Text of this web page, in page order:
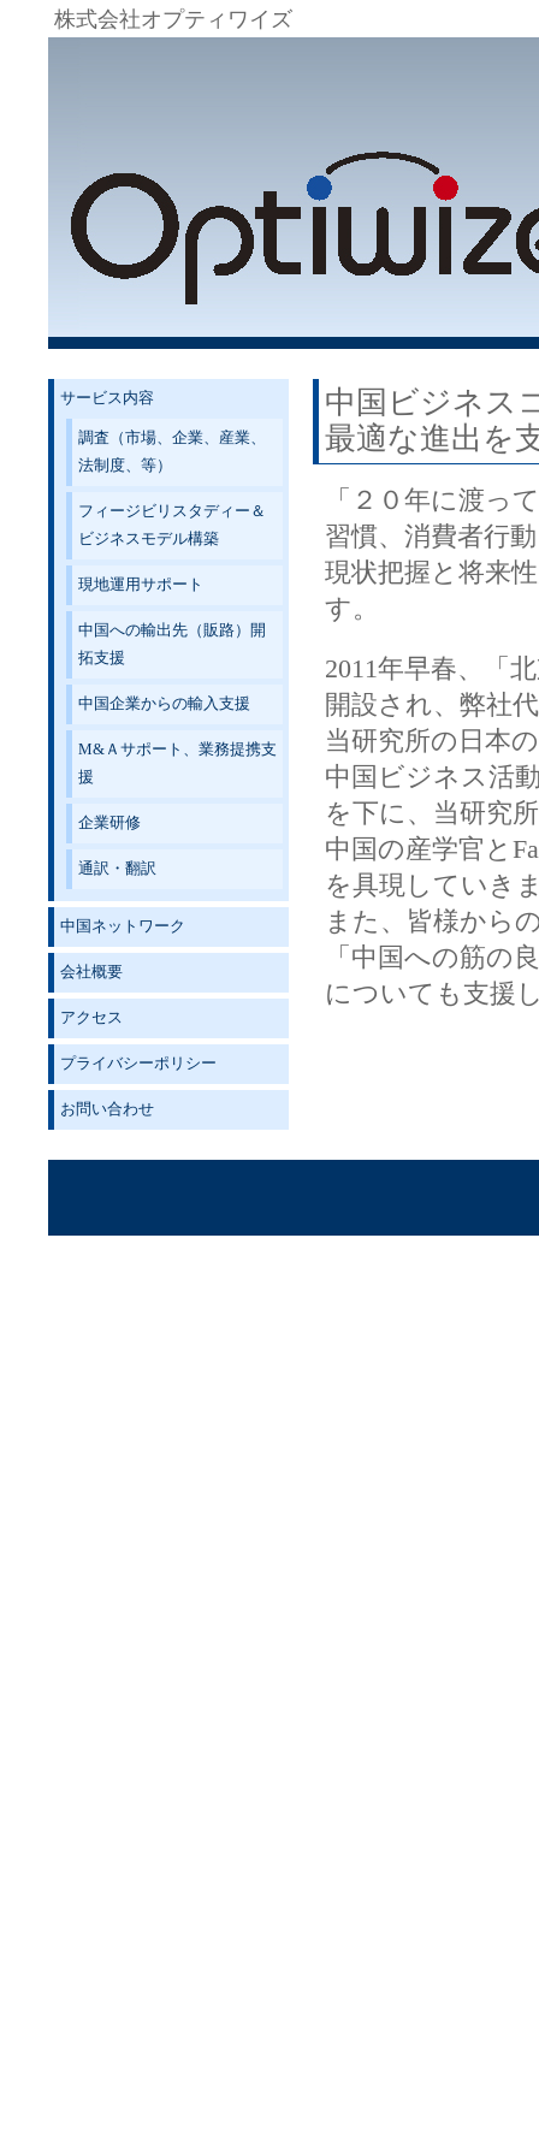
株式会社オプティワイズ
中国ビジネス
最適な進出を
「２０年に渡っ
習慣、消費者行
現状把握と将来
す。
2011年早春、「
開設され、弊社
当研究所の日本
中国ビジネス活
を下に、当研究
中国の産学官と
を具現していき
また、皆様から
「中国への筋の
についても支援
サービス内容
調査（市場、企業、産業、
法制度、等）
フィージビリスタディー＆
ビジネスモデル構築
現地運用サポート
中国への輸出先（販路）開
拓支援
中国企業からの輸入支援
M&Ａサポート、業務提携支
援
企業研修
通訳・翻訳
中国ネットワーク
会社概要
アクセス
プライバシーポリシー
お問い合わせ